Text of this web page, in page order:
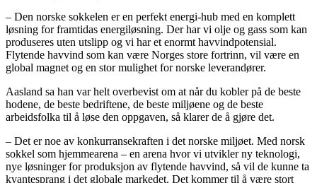
– Den norske sokkelen er en perfekt energi-hub med en komplett
løsning for framtidas energiløsning. Der har vi olje og gass som kan
produseres uten utslipp og vi har et enormt havvindpotensial.
Flytende havvind som kan være Norges store fortrinn, vil være en
global magnet og en stor mulighet for norske leverandører.
Aasland sa han var helt overbevist om at når du kobler på de beste
hodene, de beste bedriftene, de beste miljøene og de beste
arbeidsfolka til å løse den oppgaven, så klarer de å gjøre det.
– Det er noe av konkurransekraften i det norske miljøet. Med norsk
sokkel som hjemmearena – en arena hvor vi utvikler ny teknologi,
nye løsninger for produksjon av flytende havvind, så vil de kunne ta
kvantesprang i det globale markedet. Det kommer til å være stort